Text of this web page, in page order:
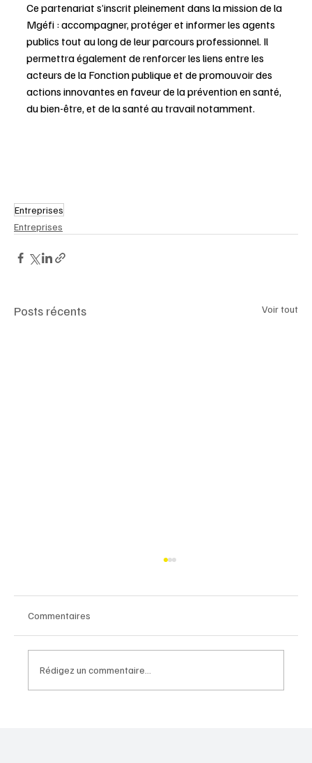
Ce partenariat s’inscrit pleinement dans la mission de la
Mgéfi : accompagner, protéger et informer les agents
publics tout au long de leur parcours professionnel. Il
permettra également de renforcer les liens entre les
acteurs de la Fonction publique et de promouvoir des
actions innovantes en faveur de la prévention en santé,
du bien-être, et de la santé au travail notamment.
Entreprises
Entreprises
Posts récents Voir tout
Commentaires
Rédigez un commentaire...